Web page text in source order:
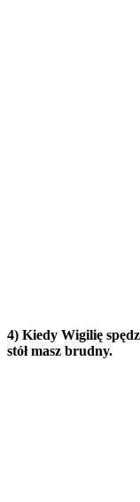
4) Kiedy Wigilię
stół masz brudny.